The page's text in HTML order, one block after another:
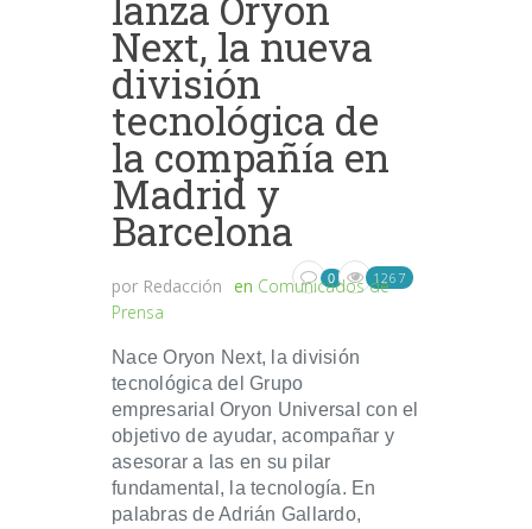
Next, la nueva
división
tecnológica de
la compañía en
Madrid y
Barcelona
por Redacción en Comunicados de
Prensa
0 1267
Nace Oryon Next, la división
tecnológica del Grupo
empresarial Oryon Universal con el
objetivo de ayudar, acompañar y
asesorar a las en su pilar
fundamental, la tecnología. En
palabras de Adrián Gallardo,